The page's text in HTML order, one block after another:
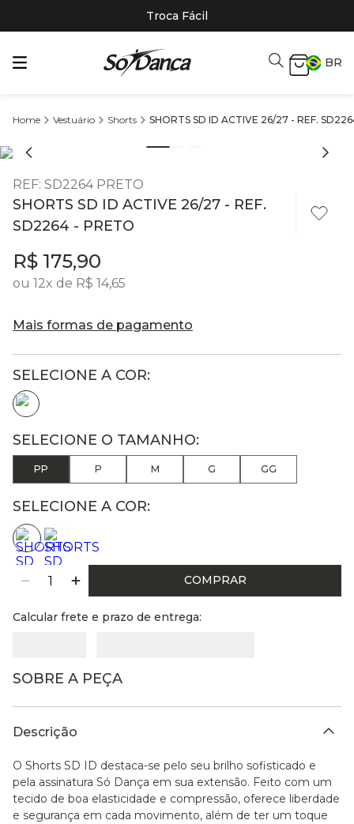
Troca Fácil
BR
Vestuário Shorts SHORTS SD ID ACTIVE 26/27 - REF.
REF: SD2264 PRETO
SHORTS SD ID ACTIVE 26/27 - REF.
SD2264 - PRETO
R$ 175,90
ou 12x de R$ 14,65
Mais formas de pagamento
PP P M G GG
SELECIONE A COR:
COMPRAR
Calcular frete e prazo de entrega:
SOBRE A PEÇA
Descrição
O Shorts SD ID destaca-se pelo seu brilho sofisticado e
pela assinatura Só Dança em sua extensão. Feito com um
tecido de boa elasticidade e compressão, oferece liberdade
e segurança em cada movimento, além de ter um toque